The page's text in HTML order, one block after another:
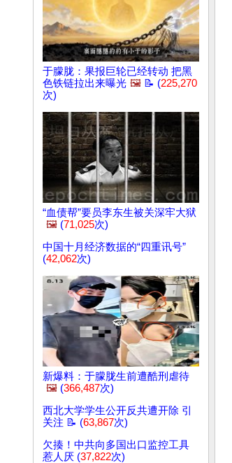
于朦胧：果报巨轮已经转动 把黑
色铁链拉出来曝光 🖼️ 📝 (225,270
次)
“血债帮”要员李东生被关深牢大狱
🖼️ (71,025次)
中国十月经济数据的“四重讯号”
(42,062次)
新爆料：于朦胧生前遭酷刑虐待
🖼️ (366,487次)
西北大学学生公开反共遭开除 引
关注 📝 (63,867次)
欠揍！中共向多国出口监控工具
惹人厌 (37,822次)